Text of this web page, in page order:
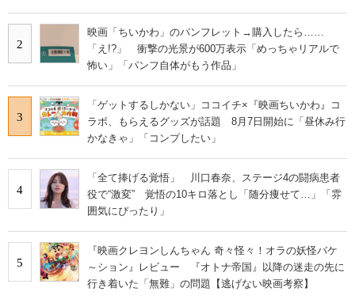
2
映画「ちいかわ」のパンフレット→購入したら……
「え!?」 衝撃の光景が600万表示「めっちゃリアルで
怖い」「パンフ自体がもう作品」
3
「ゲットするしかない」ココイチ×『映画ちいかわ』コ
ラボ、もらえるグッズが話題 8月7日開始に「昼休み行
かなきゃ」「コンプしたい」
4
「全て捧げる覚悟」 川口春奈、ステージ4の闘病患者
役で“激変” 覚悟の10キロ落とし「随分痩せて…」「雰
囲気にぴったり」
5
『映画クレヨンしんちゃん 奇々怪々！オラの妖怪バケ
～ション』レビュー 『オトナ帝国』以降の迷走の先に
行き着いた「無難」の問題【逃げない映画考察】